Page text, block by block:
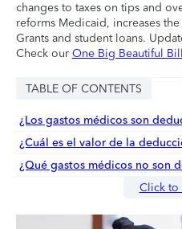
changes to taxes on tips and
reforms Medicaid, increases
Grants and student loans.
Check our One Big Beautiful
TABLE OF CONTENTS
¿Los gastos médicos son
¿Cuál es el valor de la
¿Qué gastos médicos no son
Click to